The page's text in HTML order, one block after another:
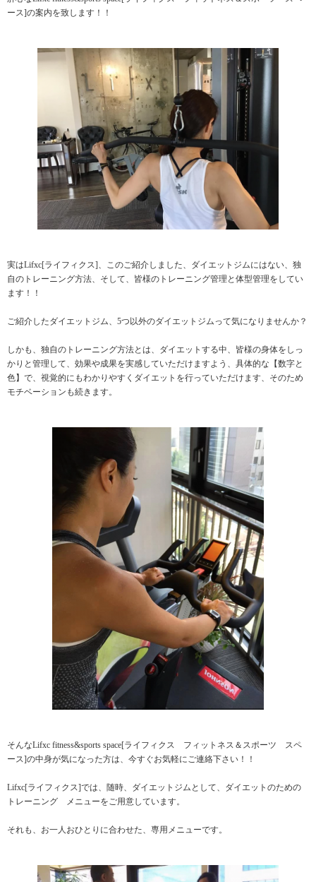
ース]の案内を致します！！
実はLifxc[ライフィクス]、このご紹介しました、ダイエットジムにはない、独
自のトレーニング方法、そして、皆様のトレーニング管理と体型管理をしてい
ます！！
ご紹介したダイエットジム、5つ以外のダイエットジムって気になりませんか？
しかも、独自のトレーニング方法とは、ダイエットする中、皆様の身体をしっ
かりと管理して、効果や成果を実感していただけますよう、具体的な【数字と
色】で、視覚的にもわかりやすくダイエットを行っていただけます、そのため
モチベーションも続きます。
そんなLifxc fitness&sports space[ライフィクス フィットネス＆スポーツ スペ
ース]の中身が気になった方は、今すぐお気軽にご連絡下さい！！
Lifxc[ライフィクス]では、随時、ダイエットジムとして、ダイエットのための
トレーニング メニューをご用意しています。
それも、お一人おひとりに合わせた、専用メニューです。